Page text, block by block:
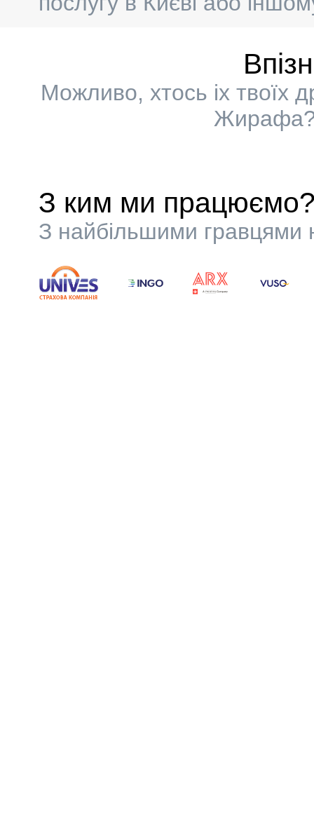
Можливо, хтось іх твоїх
Жирафа?
З ким ми
З найбільшими гравцями